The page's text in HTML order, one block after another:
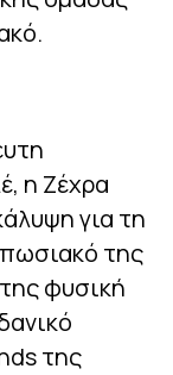
η Ζέχρα
για τη
της
φυσική
της